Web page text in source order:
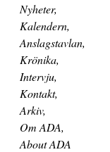
Nyheter
Kalendern
Anslagstavlan
Krönika
Intervju
Kontakt
Arkiv
Om ADA
About ADA